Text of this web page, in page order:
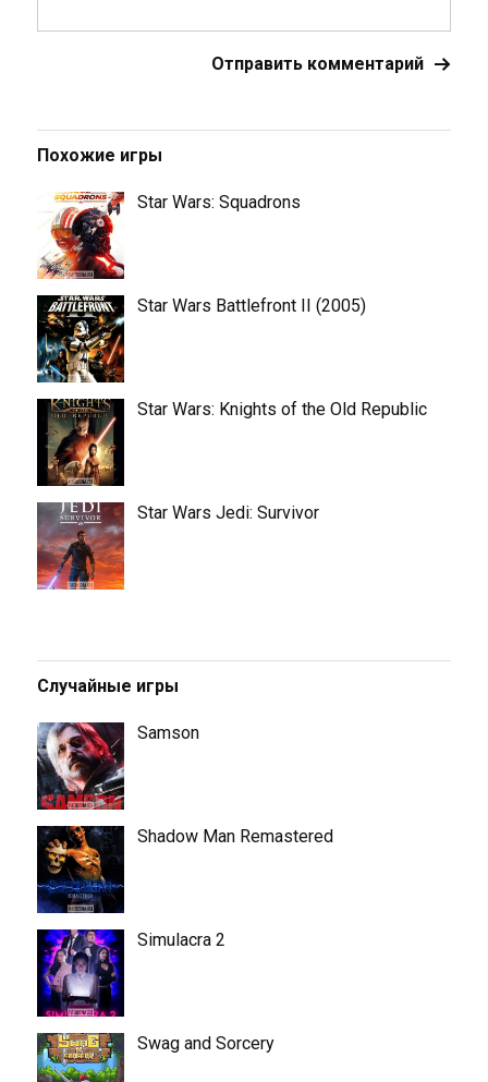
Похожие игры
Star Wars: Squadrons
Star Wars Battlefront II (2005)
Star Wars: Knights of the Old Republic
Star Wars Jedi: Survivor
Случайные игры
Samson
Shadow Man Remastered
Simulacra 2
Swag and Sorcery